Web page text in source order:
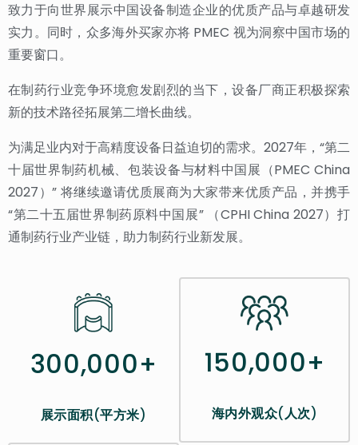
致力于向世界展示中国设备制造企业的优质产品与卓越研发
实力。同时，众多海外买家亦将 PMEC 视为洞察中国市场的
重要窗口。
在制药行业竞争环境愈发剧烈的当下，设备厂商正积极探索
新的技术路径拓展第二增长曲线。
为满足业内对于高精度设备日益迫切的需求。2027年，“第二
十届世界制药机械、包装设备与材料中国展（PMEC China
2027）” 将继续邀请优质展商为大家带来优质产品，并携手
“第二十五届世界制药原料中国展” （CPHI China 2027）打
通制药行业产业链，助力制药行业新发展。
300,000+
展示面积(平方米)
150,000+
海内外观众(人次)